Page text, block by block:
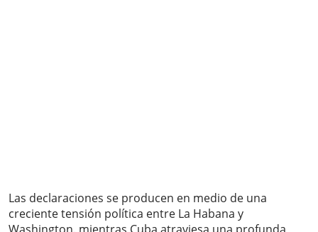
Las declaraciones se producen en medio de una
creciente tensión política entre La Habana y